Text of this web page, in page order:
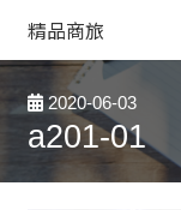
精品商旅
2020-06-03
a201-01